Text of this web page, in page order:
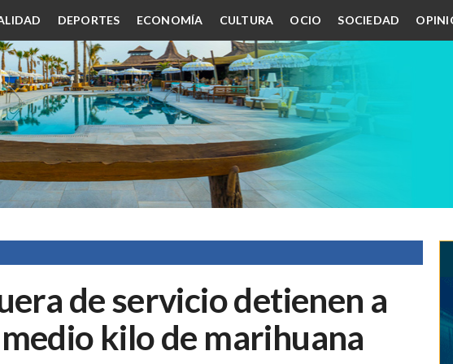
DEPORTES ECONOMÍA CULTURA OCIO SOCIEDAD
de servicio detienen a
kilo de marihuana